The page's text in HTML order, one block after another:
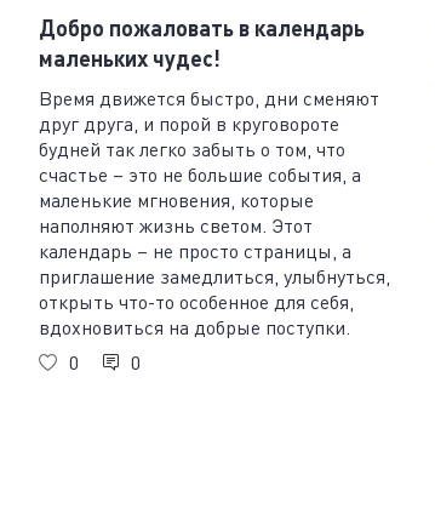
Добро пожаловать в календарь
маленьких чудес!
Время движется быстро, дни сменяют
друг друга, и порой в круговороте
будней так легко забыть о том, что
счастье – это не большие события, а
маленькие мгновения, которые
наполняют жизнь светом. Этот
календарь – не просто страницы, а
приглашение замедлиться, улыбнуться,
открыть что-то особенное для себя,
вдохновиться на добрые поступки.
0
0